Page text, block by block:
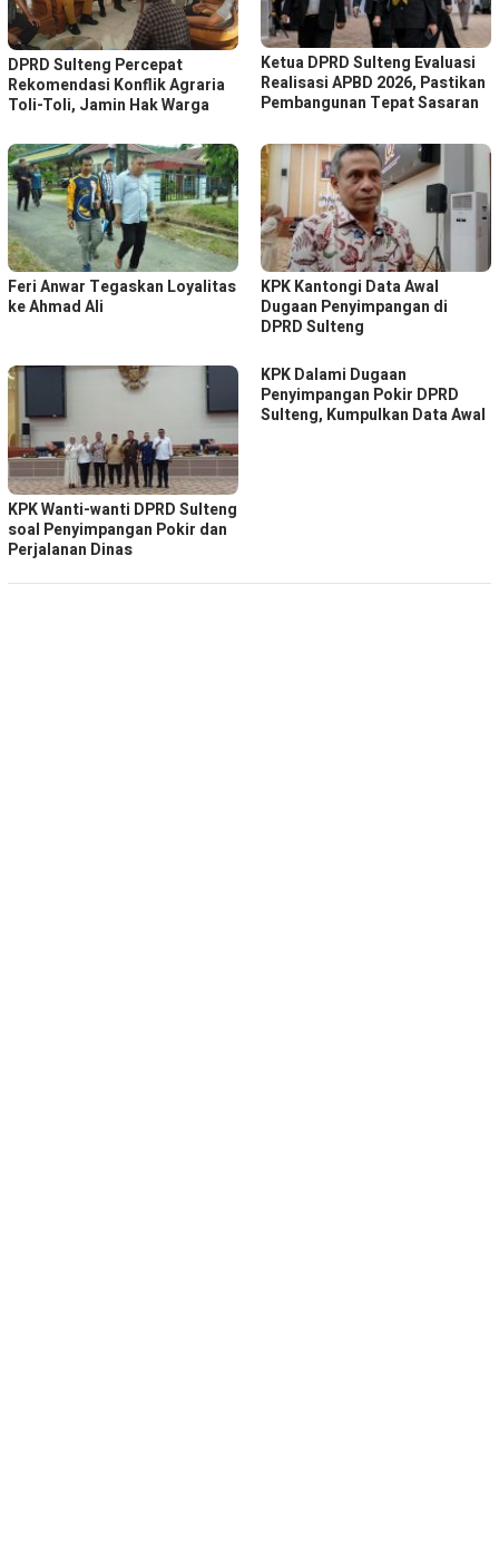
DPRD Sulteng Percepat
Rekomendasi Konflik Agraria
Toli-Toli, Jamin Hak Warga
Ketua DPRD Sulteng Evaluasi
Realisasi APBD 2026, Pastikan
Pembangunan Tepat Sasaran
Feri Anwar Tegaskan Loyalitas
ke Ahmad Ali
KPK Kantongi Data Awal
Dugaan Penyimpangan di
DPRD Sulteng
KPK Wanti-wanti DPRD Sulteng
soal Penyimpangan Pokir dan
Perjalanan Dinas
KPK Dalami Dugaan
Penyimpangan Pokir DPRD
Sulteng, Kumpulkan Data Awal